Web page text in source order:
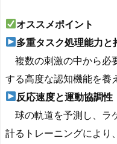
オススメポイント
多重タスク処理能力
複数の刺激の中から必
する高度な認知機能を養
反応速度と運動協調
球の軌道を予測し、ラ
計るトレーニングにより